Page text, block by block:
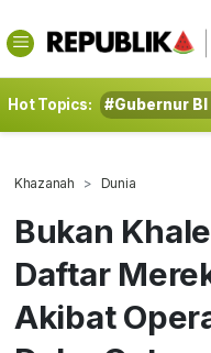
Hot Topics: #Gubernur
Khazanah Dunia
Bukan
Daftar
Akibat